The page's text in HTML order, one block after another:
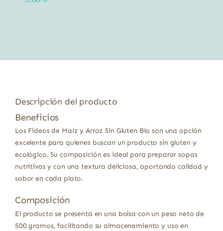
Descripción del producto
Beneficios
Los Fideos de Maíz y Arroz Sin Gluten Bio son una opción
excelente para quienes buscan un producto sin gluten y
ecológico. Su composición es ideal para preparar sopas
nutritivas y con una textura deliciosa, aportando calidad y
sabor en cada plato.
Composición
El producto se presenta en una bolsa con un peso neto de
500 gramos, facilitando su almacenamiento y uso en